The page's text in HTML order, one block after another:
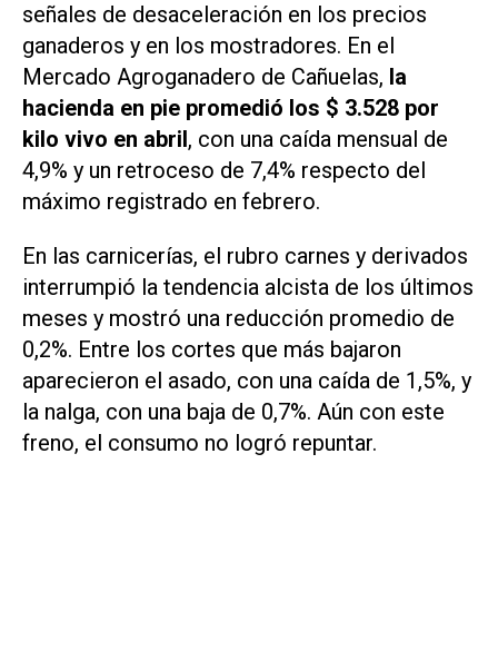
señales de desaceleración en los precios
ganaderos y en los mostradores. En el
Mercado Agroganadero de Cañuelas, la
hacienda en pie promedió los $ 3.528 por
kilo vivo en abril, con una caída mensual de
4,9% y un retroceso de 7,4% respecto del
máximo registrado en febrero.
En las carnicerías, el rubro carnes y derivados
interrumpió la tendencia alcista de los últimos
meses y mostró una reducción promedio de
0,2%. Entre los cortes que más bajaron
aparecieron el asado, con una caída de 1,5%, y
la nalga, con una baja de 0,7%. Aún con este
freno, el consumo no logró repuntar.